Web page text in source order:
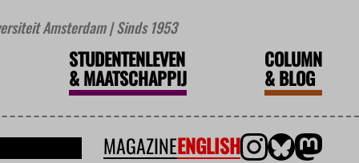
Amsterdam | Sinds 1953
STUDENTENLEVEN
&MAATSCHAPPIJ
COLUMN
&BLOG
MAGAZINEENGLISH